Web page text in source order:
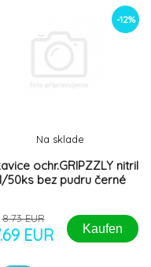
-12%
ochr.GRIPZZLY nitril
50ks bez pudru černé
Na sklade
8.73 EUR
EUR Kaufen